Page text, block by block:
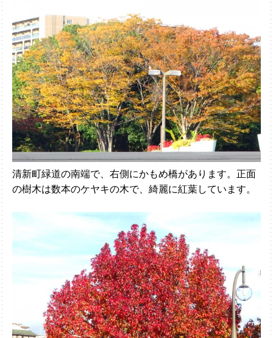
清新町緑道の南端で、右側にかもめ橋があります。正面
の樹木は数本のケヤキの木で、綺麗に紅葉しています。